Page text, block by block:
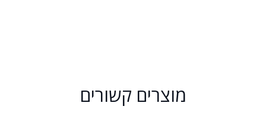
מוצרים קשורים